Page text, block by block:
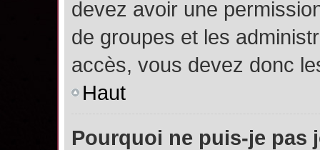
devez avoir une
de groupes et les
accès, vous devez donc
Haut
Pourquoi ne puis-je pas